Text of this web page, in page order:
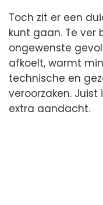
Toch zit er een
kunt gaan. Te ver
ongewenste
afkoelt, warmt
technische en
veroorzaken.
extra aandacht.